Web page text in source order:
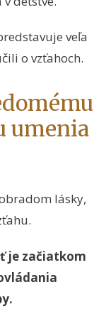
veľa
o vzťahoch.
umenia
lásky,
je začiatkom